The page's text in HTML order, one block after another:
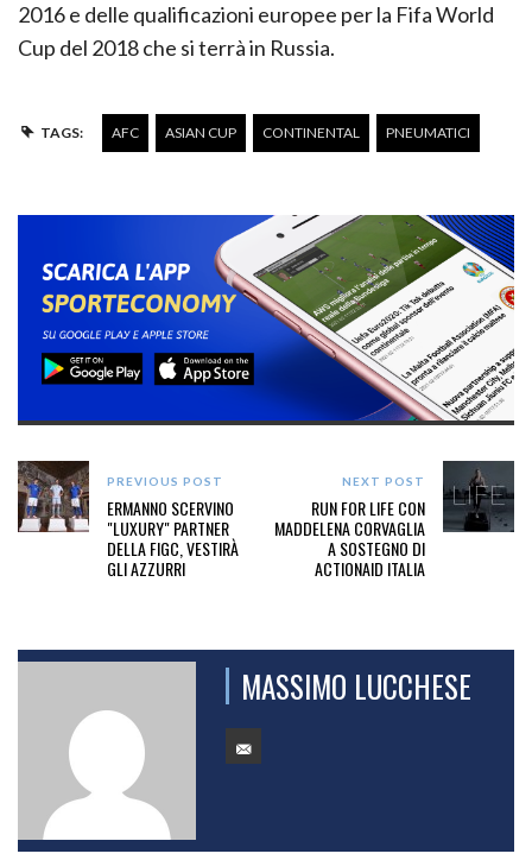
2016 e delle qualificazioni europee per la Fifa World
Cup del 2018 che si terrà in Russia.
TAGS: AFC ASIAN CUP CONTINENTAL PNEUMATICI
PREVIOUS POST
ERMANNO SCERVINO
"LUXURY" PARTNER
DELLA FIGC, VESTIRÀ
GLI AZZURRI
NEXT POST
RUN FOR LIFE CON
MADDELENA CORVAGLIA
A SOSTEGNO DI
ACTIONAID ITALIA
MASSIMO LUCCHESE